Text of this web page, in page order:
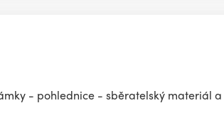
- pohlednice - sběratelský materiál